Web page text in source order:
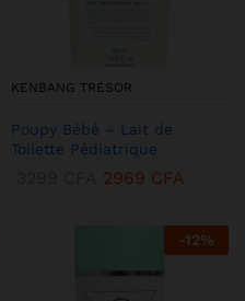
KENBANG TRÉSOR
Poupy Bébé – Lait de
Toilette Pédiatrique
2969 CFA
-12%